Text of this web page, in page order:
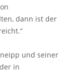
dann ist der
und seiner
in